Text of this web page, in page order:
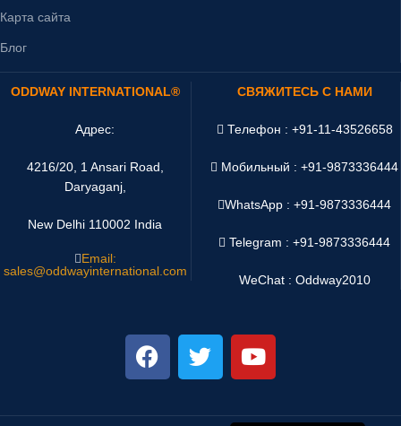
Карта сайта
Блог
ODDWAY INTERNATIONAL®
Адрес:
4216/20, 1 Ansari Road,
Daryaganj,
New Delhi 110002 India
Email:
sales@oddwayinternational.com
СВЯЖИТЕСЬ С НАМИ
Телефон : +91-11-43526658
Мобильный : +91-9873336444
WhatsApp :+91-9873336444
Telegram : +91-9873336444
WeChat : Oddway2010